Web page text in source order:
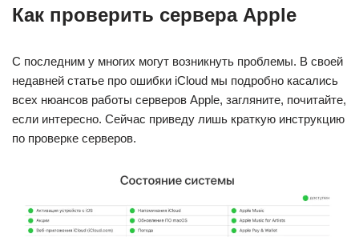
Как проверить сервера Apple
C последним у многих могут возникнуть проблемы. В своей
недавней статье про ошибки iCloud мы подробно касались
всех нюансов работы серверов Apple, загляните, почитайте,
если интересно. Сейчас приведу лишь краткую инструкцию
по проверке серверов.